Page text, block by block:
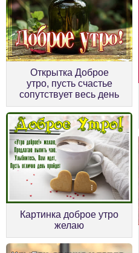
Открытка Доброе
утро, пусть счастье
сопутствует весь день
Картинка доброе утро
желаю